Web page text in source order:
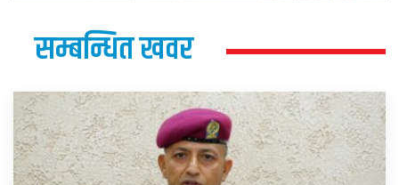
सम्बन्धित खवर